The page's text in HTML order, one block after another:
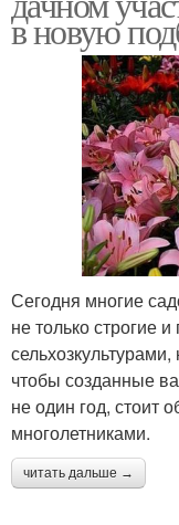
в новую
Сегодня многие
не только строгие
чтобы созданные
не один год, стоит
многолетниками.
читать дальше →